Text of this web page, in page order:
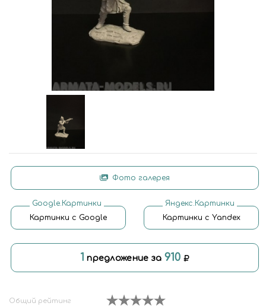
Фото галерея
Google.Картинки
Картинки с Google
Яндекс.Картинки
Картинки с Yandex
1 предложение за 910
Общий рейтинг